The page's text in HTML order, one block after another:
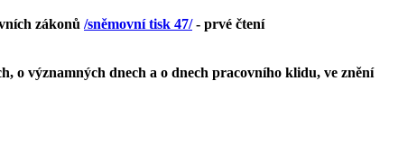
zákonů /sněmovní tisk 47/- prvé čtení
o významných dnech a o dnech pracovního klidu, ve znění